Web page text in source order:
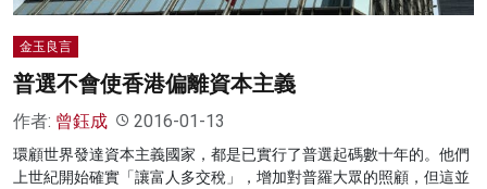
金玉良言
普選不會使香港偏離資本主義
作者: 曾鈺成 2016-01-13
環顧世界發達資本主義國家，都是已實行了普選起碼數十年的。他們
上世紀開始確實「讓富人多交稅」，增加對普羅大眾的照顧，但這並